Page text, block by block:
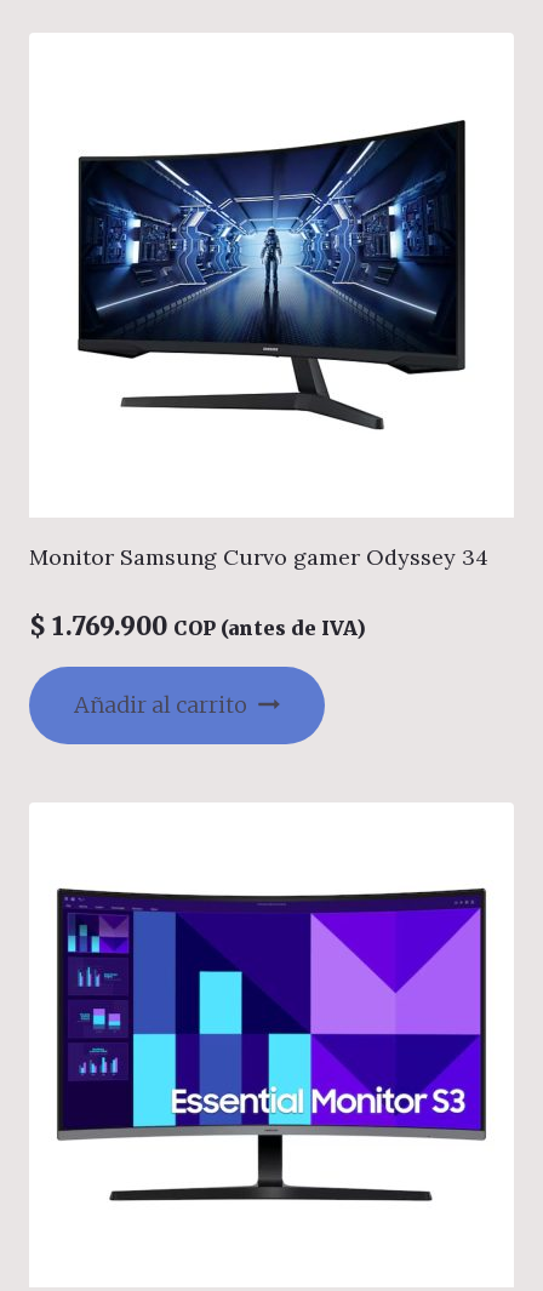
Monitor Samsung Curvo gamer Odyssey 34
$ 1.769.900 COP (antes de IVA)
Añadir al carrito